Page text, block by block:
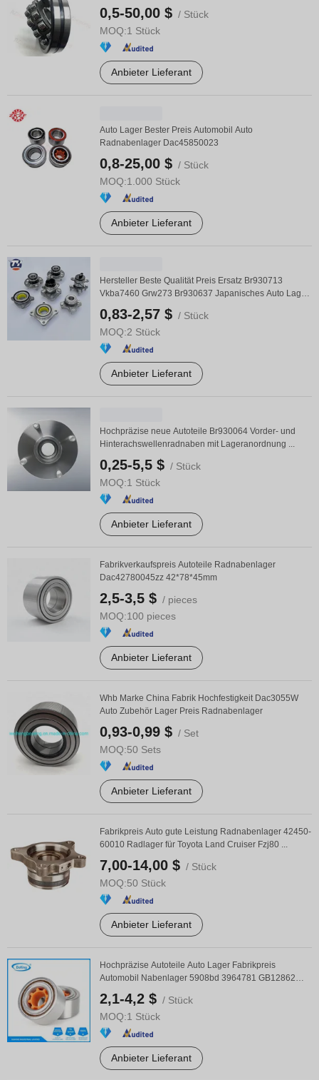
0,5-50,00 $ / Stück
MOQ:1 Stück
Anbieter Lieferant
Auto Lager Bester Preis Automobil Auto
Radnabenlager Dac45850023
0,8-25,00 $ / Stück
MOQ:1.000 Stück
Anbieter Lieferant
Hersteller Beste Qualität Preis Ersatz Br930713
Vkba7460 Grw273 Br930637 Japanisches Auto Lager
0,83-2,57 $ / Stück
MOQ:2 Stück
Anbieter Lieferant
Hochpräzise neue Autoteile Br930064 Vorder- und
Hinterachswellenradnaben mit Lageranordnung ...
0,25-5,5 $ / Stück
MOQ:1 Stück
Anbieter Lieferant
Fabrikverkaufspreis Autoteile Radnabenlager
Dac42780045zz 42*78*45mm
2,5-3,5 $ / pieces
MOQ:100 pieces
Anbieter Lieferant
Whb Marke China Fabrik Hochfestigkeit Dac3055W
Auto Zubehör Lager Preis Radnabenlager
0,93-0,99 $ / Set
MOQ:50 Sets
Anbieter Lieferant
Fabrikpreis Auto gute Leistung Radnabenlager 42450-
60010 Radlager für Toyota Land Cruiser Fzj80 ...
7,00-14,00 $ / Stück
MOQ:50 Stück
Anbieter Lieferant
Hochpräzise Autoteile Auto Lager Fabrikpreis
Automobil Nabenlager 5908bd 3964781 GB12862
Dac3562W-S ...
2,1-4,2 $ / Stück
MOQ:1 Stück
Anbieter Lieferant